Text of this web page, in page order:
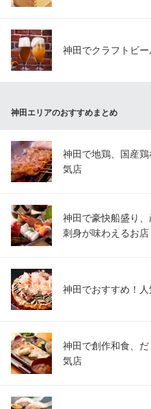
神田でクラフトビ
神田エリアのおすすめまとめ
神田で地鶏、国産
気店
神田で豪快船盛り
刺身が味わえるお店
神田でおすすめ！
神田で創作和食、
気店